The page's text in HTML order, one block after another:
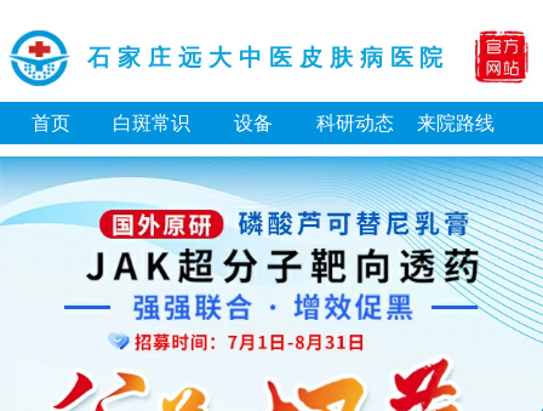
石家庄远大中医皮肤病医院
首页 白斑常识 设备 科研动态 来院路线